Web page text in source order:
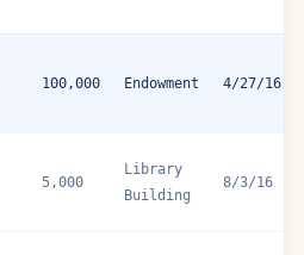
100,000 Endowment 4/27/16
5,000
Library
Building
8/3/16